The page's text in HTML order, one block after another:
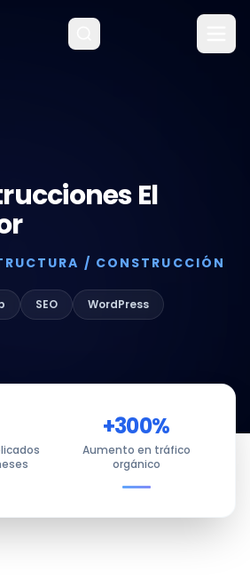
El
/ CONSTRUCCIÓN
SEO WordPress
+300%
Aumento en tráfico
orgánico